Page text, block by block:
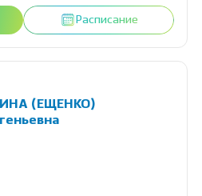
Расписание
(ЕЩЕНКО)